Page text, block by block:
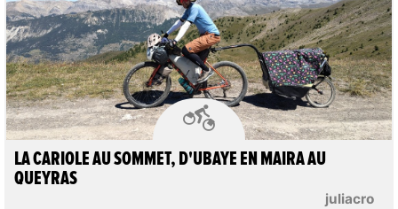

juliacro
LA CARIOLE AU SOMMET, D'UBAYE EN MAIRA AU
QUEYRAS